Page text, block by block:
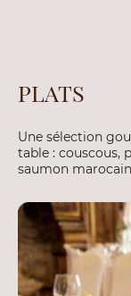
PLATS
Une sélection
table : couscous,
saumon